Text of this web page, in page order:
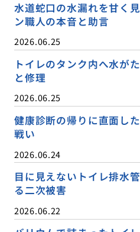
水道蛇口の水漏れを甘く
ン職人の本音と助言
2026.06.25
トイレのタンク内へ水が
と修理
2026.06.25
健康診断の帰りに直面し
戦い
2026.06.24
目に見えないトイレ排水
る二次被害
2026.06.22